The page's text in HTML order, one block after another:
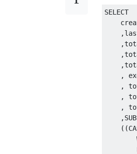
SELECT
,
,
,
,
,
,
,
,
,
((